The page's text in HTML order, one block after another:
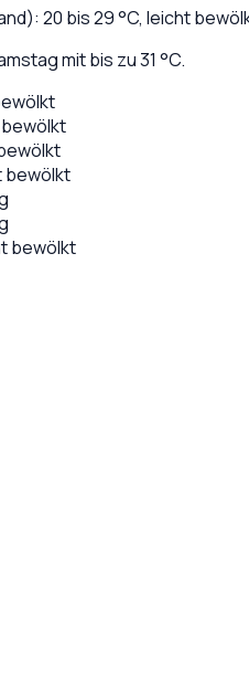
): 20 bis29°C, leicht
mit bis zu 31 °C.
bewölkt
bewölkt